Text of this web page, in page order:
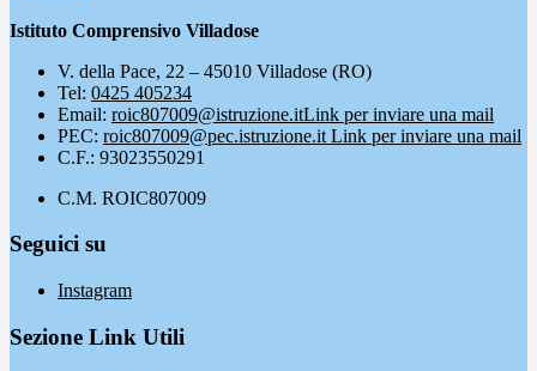
Istituto Comprensivo Villadose
V. della Pace, 22 – 45010 Villadose (RO)
Tel: 0425 405234
Email: roic807009@istruzione.itLink per inviare una mail
PEC: roic807009@pec.istruzione.it Link per inviare una mail
C.F.: 93023550291
C.M. ROIC807009
Seguici su
Instagram
Sezione Link Utili